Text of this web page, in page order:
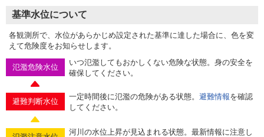
基準水位について
各観測所で、水位があらかじめ設定された基準に達した場合に、色を変
えて危険度をお知らせします。
氾濫危険水位
いつ氾濫してもおかしくない危険な状態。身の安全を
確保してください。
避難判断水位
一定時間後に氾濫の危険がある状態。 避難情報を確認
してください。
河川の水位上昇が見込まれる状態。最新情報に注意し